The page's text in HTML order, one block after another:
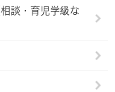
談・育児学級な